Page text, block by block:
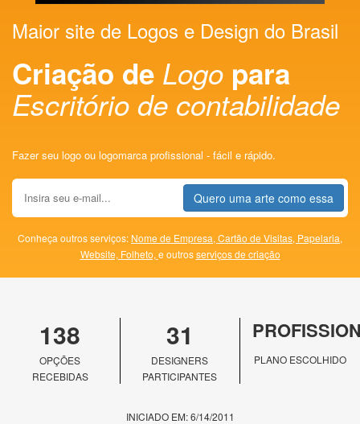
Maior site de Logos e Design do Brasil
Criação de Logo para
Escritório de contabilidade
Fazer seu logo ou logomarca profissional - fácil e rápido.
Quero uma arte como essa
Conheça outros serviços: Nome de Empresa, Cartão de Visitas, Papelaria,
Website, Folheto, e outrosserviços de criação
138
OPÇÕES
RECEBIDAS
31
DESIGNERS
PARTICIPANTES
PLANO ESCOLHIDO
INICIADO EM: 6/14/2011